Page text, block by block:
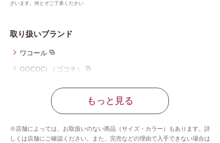
ざいます。何とぞご了承ください
取り扱いブランド
ワコール
GOCOCi （ゴコチ）
ウイング／ツヤカ
ブロス バイ ワコールメン
もっと見る
※店舗によっては、お取扱いのない商品（サイズ・カラー）もあります。詳
しくは店舗にご確認ください。また、完売などの理由で入手できない場合は